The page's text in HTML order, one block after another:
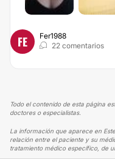
FE
Fer1988
22 comentarios
Todo el contenido de esta página
doctores o especialistas.
La información que aparece en
relación entre el paciente y su
tratamiento médico específico, de